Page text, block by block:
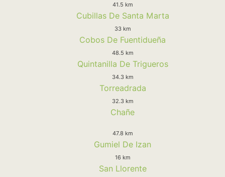
41.5 km
Cubillas De Santa Marta
33 km
Cobos De Fuentidueña
48.5 km
Quintanilla De Trigueros
34.3 km
Torreadrada
32.3 km
Chañe
47.8 km
Gumiel De Izan
16 km
San Llorente